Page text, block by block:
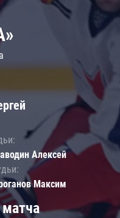
Алексей
Максим